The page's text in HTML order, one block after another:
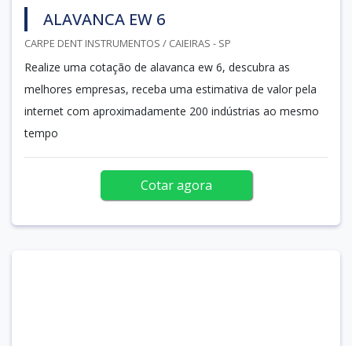
ALAVANCA EW 6
CARPE DENT INSTRUMENTOS / CAIEIRAS - SP
Realize uma cotação de alavanca ew 6, descubra as
melhores empresas, receba uma estimativa de valor pela
internet com aproximadamente 200 indústrias ao mesmo
tempo
Cotar agora